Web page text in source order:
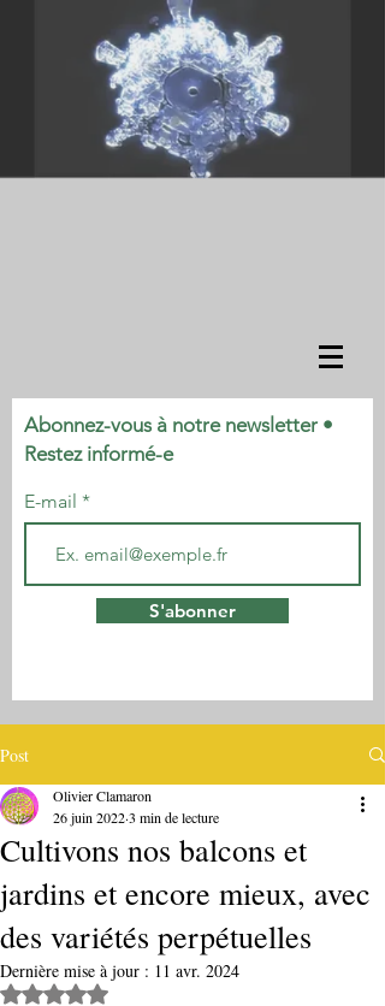
Abonnez-vous à notre newsletter •
Restez informé-e
E-mail
S'abonner
Post
Cultivons nos balcons et
jardins et encore mieux, avec
des variétés perpétuelles
Olivier Clamaron
26 juin 20223 min de lecture
Dernière mise à jour : 11 avr. 2024
Noté NaN étoiles sur 5.